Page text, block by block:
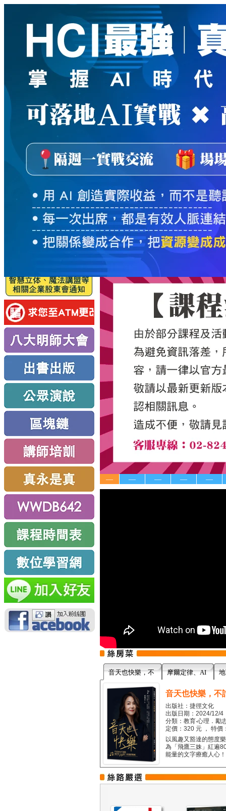
網
路
新
思
路
— — — — —
音天也快樂，不 摩爾定律、AI
音天也快樂，不
出版社：捷徑文化
出版日期：2024/12/4
分類：教育‧心理．勵
定價：320 元 ， 特價
以風趣又豁達的態度
為「飛鷹三姝」紅遍
能量的文字療癒人心